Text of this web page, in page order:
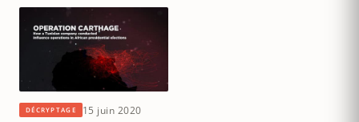
DÉCRYPTAGE 15 juin 2020